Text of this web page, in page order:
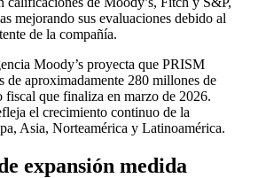
mejorando sus evaluaciones debido al
de la compañía.
Moody’s proyecta que PRISM
de aproximadamente 280 millones de
fiscal que finaliza en marzo de 2026.
el crecimiento continuo de la
Asia, Norteamérica y Latinoamérica.
expansión medida